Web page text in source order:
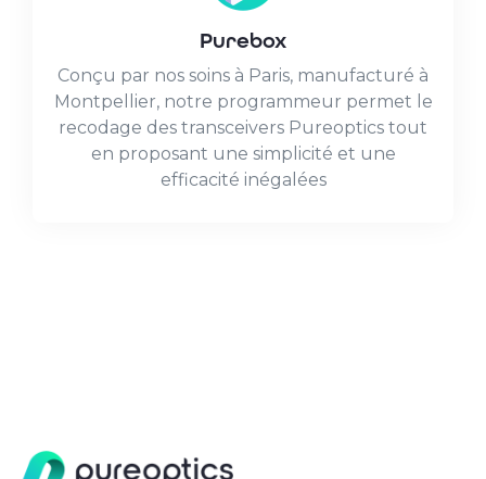
Purebox
Conçu par nos soins à Paris, manufacturé à
Montpellier, notre programmeur permet le
recodage des transceivers Pureoptics tout
en proposant une simplicité et une
efficacité inégalées